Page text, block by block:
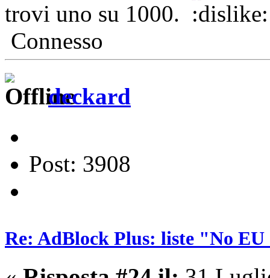
trovi uno su 1000.
Connesso
deckard
Post: 3908
Re: AdBlock Plus: liste "No